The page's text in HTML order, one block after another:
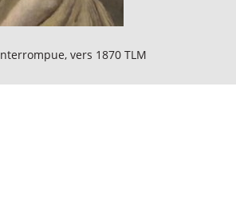
vers 1870 TLM